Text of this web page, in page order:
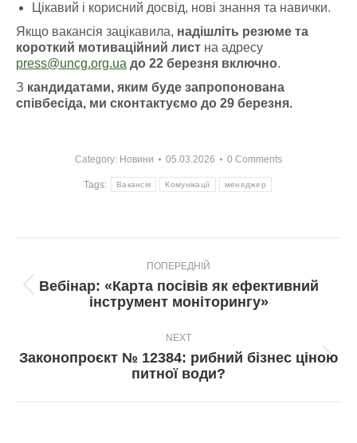
Цікавий і корисний досвід, нові знання та навички.
Якщо вакансія зацікавила, надішліть резюме та
короткий мотиваційний лист на адресу
press@uncg.org.ua до 22 березня включно.
З кандидатами, яким буде запропонована
співбесіда, ми сконтактуємо до 29 березня.
Category: Новини 05.03.2026 0 Comments
Tags: Вакансія Комунікації менеджер
navigation
ПОПЕРЕДНІЙ
Попередній
пост:
Вебінар: «Карта посівів як ефективний
інструмент моніторингу»
NEXT
Next
post:
Законопроєкт № 12384: рибний бізнес ціною
питної води?